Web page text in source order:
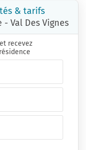
& tarifs
Val Des Vignes
recevez